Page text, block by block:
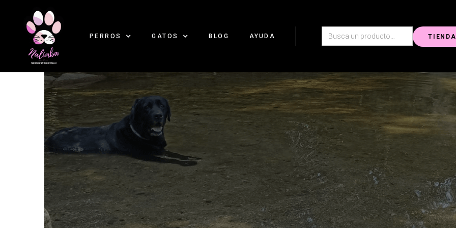
PERROS GATOS BLOG AYUDA TIENDA